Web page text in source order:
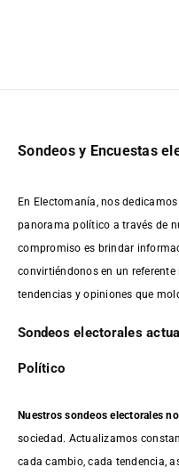
Sondeos y Encuestas
En Electomanía, nos
panorama político a través de
compromiso es brindar
convirtiéndonos en un
tendencias y opiniones que
Sondeos electorales
Político
Nuestros sondeos electorales
sociedad. Actualizamos
cada cambio, cada tendencia,